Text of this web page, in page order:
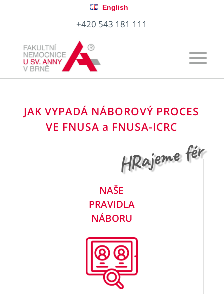
English
+420 543 181 111
JAK VYPADÁ NÁBOROVÝ PROCES
VE FNUSA a FNUSA-ICRC
NAŠE
PRAVIDLA
NÁBORU
HRajemefér